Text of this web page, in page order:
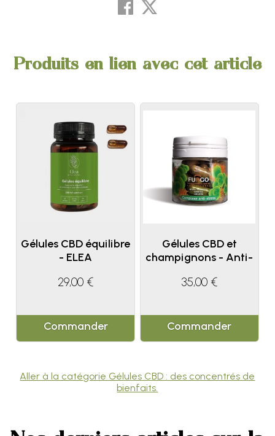
Produits en lien avec cet article
Gélules CBD équilibre
- ELEA
29,00 €
Commander
Gélules CBD et
champignons - Anti-
35,00 €
Commander
Aller à la catégorie Gélules CBD : des concentrés de
bienfaits.